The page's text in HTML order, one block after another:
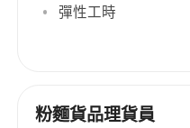
彈性工時
粉麵貨品理貨員